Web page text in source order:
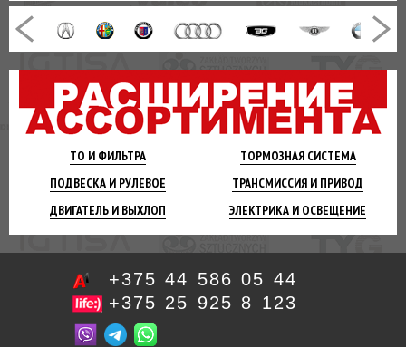
ТО И ФИЛЬТРА ТОРМОЗНАЯСИСТЕМА
ПОДВЕСКА И РУЛЕВОЕ ТРАНСМИССИЯ И ПРИВОД
ДВИГАТЕЛЬ И ВЫХЛОП ЭЛЕКТРИКА И ОСВЕЩЕНИЕ
+375 44 586 05 44
+375 25 925 8 123